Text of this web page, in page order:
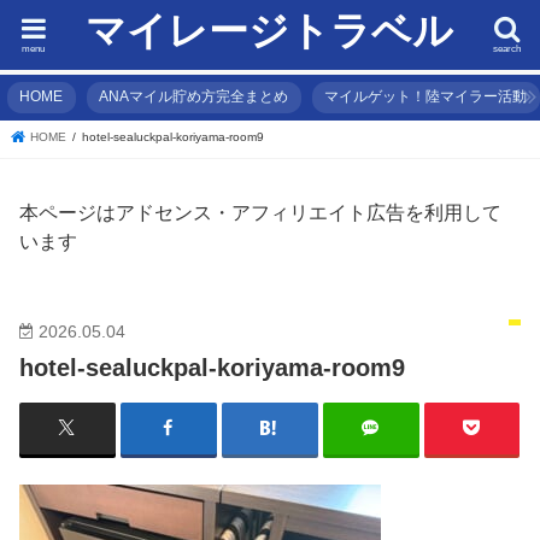
マイレージトラベル search
menu
HOME ANAマイル貯め方完全まとめ マイルゲット！陸マイラー活動
HOME hotel-sealuckpal-koriyama-room9
本ページはアドセンス・アフィリエイト広告を利用して
います
2026.05.04
hotel-sealuckpal-koriyama-room9